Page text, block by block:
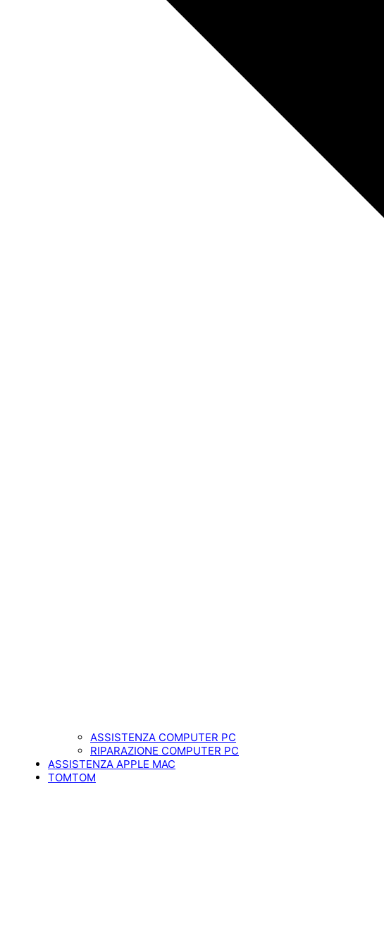
ASSISTENZA COMPUTER PC
RIPARAZIONE COMPUTER PC
ASSISTENZA APPLE MAC
TOMTOM